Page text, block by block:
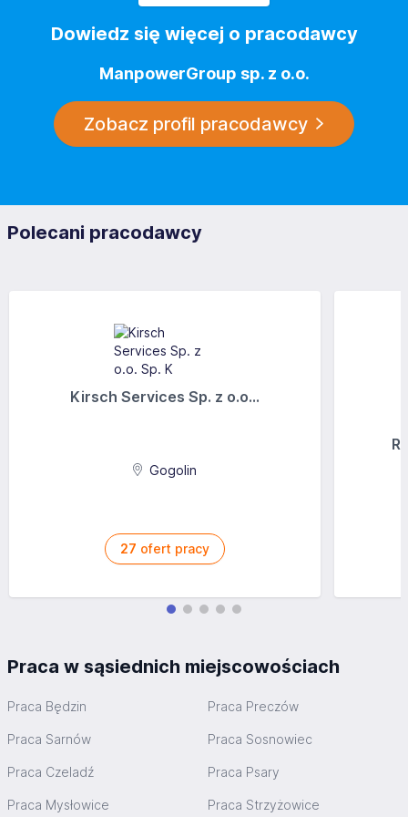
Dowiedz się więcej o pracodawcy
ManpowerGroup sp. z o.o.
Zobacz profil pracodawcy
Polecani pracodawcy
Kirsch Services Sp. z o.o...
Gogolin
27 ofert pracy
Praca w sąsiednich miejscowościach
Praca Będzin Praca Preczów
Praca Sarnów Praca Sosnowiec
Praca Czeladź Praca Psary
Praca Mysłowice Praca Strzyżowice